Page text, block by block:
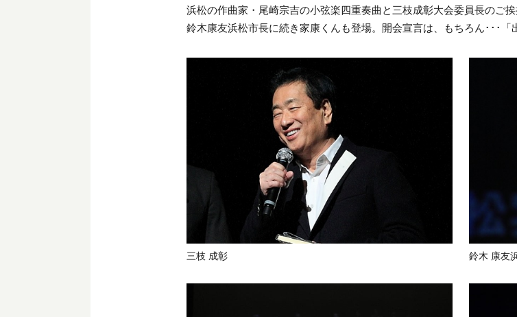
浜松の作曲家・尾崎宗吉の小弦楽四重奏曲と三枝成彰大会委員長のご挨
鈴木康友浜松市長に続き家康くんも登場。開会宣言は、もちろん･･･「
三枝 成彰 鈴木 康友